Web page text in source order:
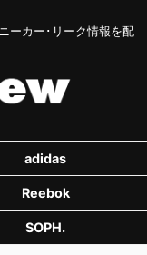
ーカー･リーク情報を配
adidas
Reebok
SOPH.